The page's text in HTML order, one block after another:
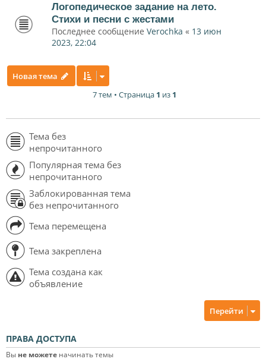
Логопедическое задание на лето.
Стихи и песни с жестами
Последнее сообщение Verochka « 13 июн
2023, 22:04
Новая тема
7 тем • Страница 1 из 1
Тема без
непрочитанного
Популярная тема без
непрочитанного
Заблокированная тема
без непрочитанного
Тема перемещена
Тема закреплена
Тема создана как
объявление
Перейти
ПРАВА ДОСТУПА
Вы не можете начинать темы